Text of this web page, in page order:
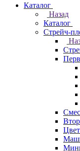
Каталог
Назад
Каталог
Стрейч-